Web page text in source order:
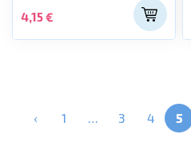
4,15 €
‹ 1 … 3 4 5